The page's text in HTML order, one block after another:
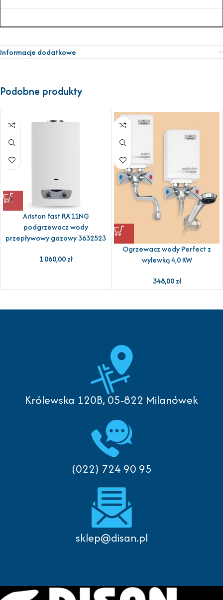
Informacje dodatkowe
Podobne produkty
Ariston Fast RX11NG
podgrzewacz wody
przepływowy gazowy 3632523
1 060,00zł
Ogrzewacz wody Perfect z
wylewką 4,0 KW
348,00zł
Królewska 120B, 05-822 Milanówek
(022) 724 90 95
sklep@disan.pl